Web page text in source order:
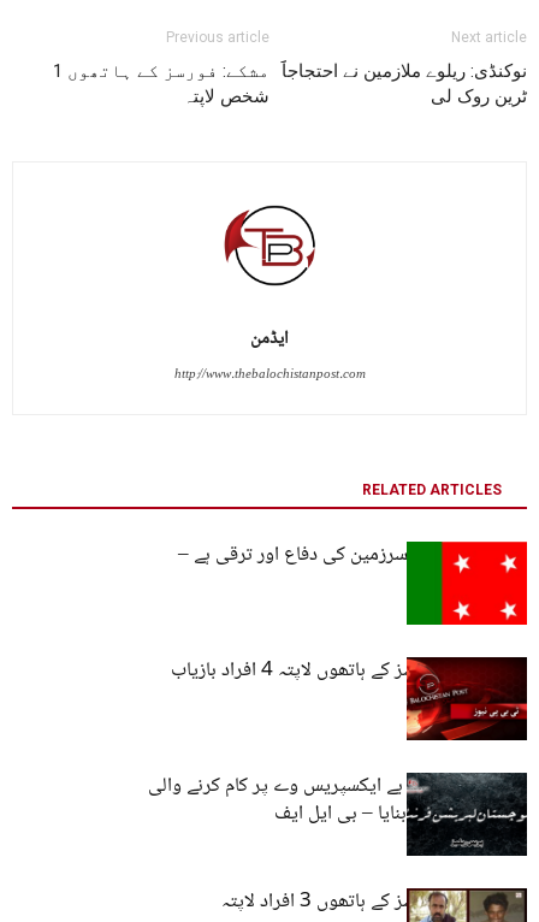
Previous article
مشکے: فورسز کے ہاتھوں 1
شخص لاپتہ
Next article
نوکنڈی: ریلوے ملازمین نے احتجاجاََ
ٹرین روک لی
ایڈمن
http://www.thebalochistanpost.com
RELATED ARTICLES
ہمارا محور بلوچ سرزمین کی دفاع اور ترقی ہے –
نیشنل پارٹی
بلوچستان : فورسز کے ہاتھوں لاپتہ 4 افراد بازیاب
گوادر میں ایسٹ بے ایکسپریس وے پر کام کرنے والی
گاڑیوں کو نشانہ بنایا – بی ایل ایف
بلوچستان : فورسز کے ہاتھوں 3 افراد لاپتہ